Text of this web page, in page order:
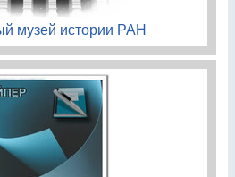
музей истории РАН